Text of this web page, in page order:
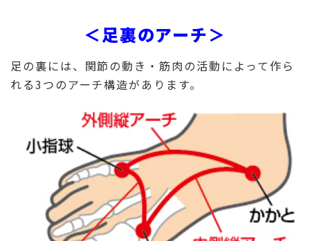
＜足裏のアーチ＞
足の裏には、関節の動き・筋肉の活動によって作ら
れる3つのアーチ構造があります。